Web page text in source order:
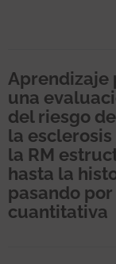
Aprendizaje
una
del riesgo
la
la RM
hasta la
pasando
cuantitativa